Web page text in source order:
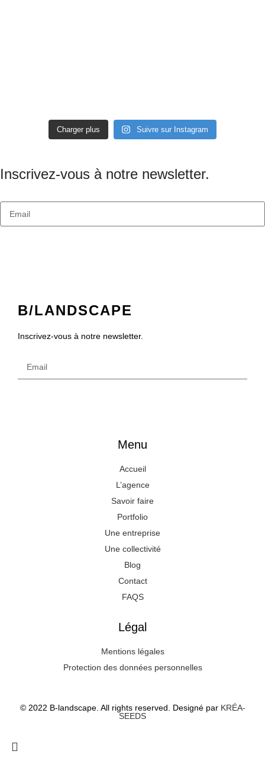
Charger plus Suivre sur Instagram
Inscrivez-vous à notre newsletter.
B/LANDSCAPE
Inscrivez-vous à notre newsletter.
Menu
Accueil
L’agence
Savoir faire
Portfolio
Une entreprise
Une collectivité
Blog
Contact
FAQS
Légal
Mentions légales
Protection des données personnelles
© 2022 B-landscape. All rights reserved. Designé par KRÉA-
SEEDS